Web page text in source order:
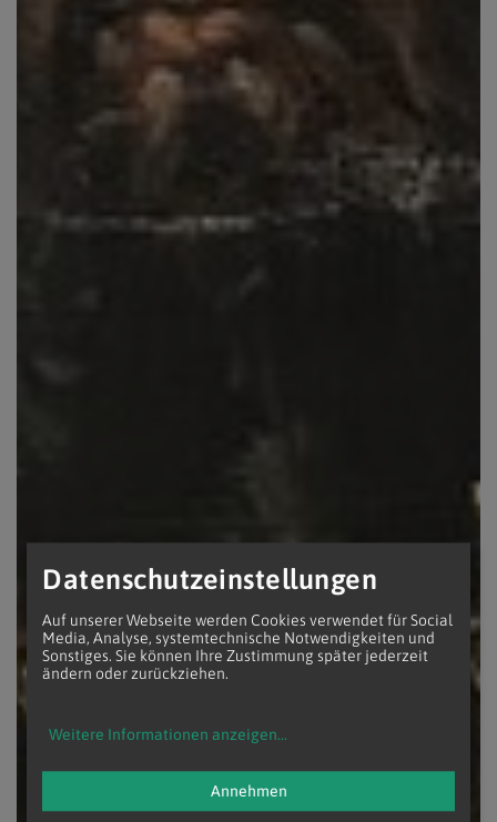
Datenschutzeinstellungen
Auf unserer Webseite werden Cookies verwendet für Social
Media, Analyse, systemtechnische Notwendigkeiten und
Sonstiges. Sie können Ihre Zustimmung später jederzeit
ändern oder zurückziehen.
Weitere Informationen anzeigen...
Annehmen